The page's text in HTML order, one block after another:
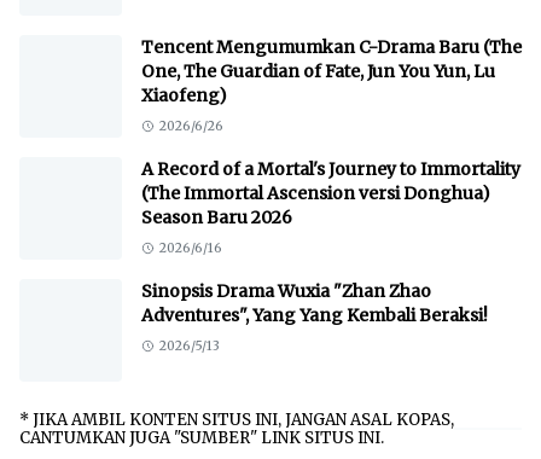
Tencent Mengumumkan C-Drama Baru (The
One, The Guardian of Fate, Jun You Yun, Lu
Xiaofeng)
2026/6/26
A Record of a Mortal's Journey to Immortality
(The Immortal Ascension versi Donghua)
Season Baru 2026
2026/6/16
Sinopsis Drama Wuxia "Zhan Zhao
Adventures", Yang Yang Kembali Beraksi!
2026/5/13
* JIKA AMBIL KONTEN SITUS INI, JANGAN ASAL KOPAS,
CANTUMKAN JUGA "SUMBER" LINK SITUS INI.